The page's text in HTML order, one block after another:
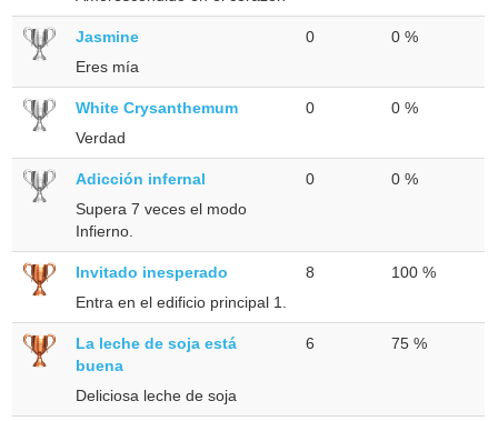
Jasmine
Eres mía
0 0 %
White Crysanthemum
Verdad
0 0 %
Adicción infernal
Supera 7 veces el modo
Infierno.
0 0 %
Invitado inesperado
Entra en el edificio principal 1.
8 100 %
La leche de soja está
buena
Deliciosa leche de soja
6 75 %